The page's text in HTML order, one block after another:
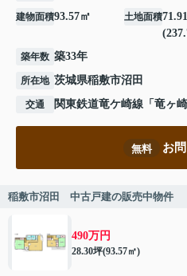
建物面積93.57㎡ 土地面積
築年数 築33年
所在地 茨城県稲敷市沼田
交通 関東鉄道竜ケ崎線 「 竜ヶ崎
無料 お
稲敷市沼田 中古戸建の販売中物件
490万円
28.30坪(93.57㎡)